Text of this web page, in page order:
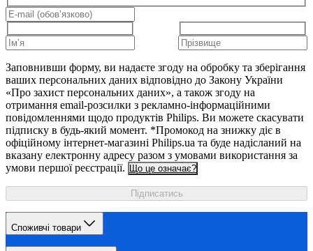
Заповнивши форму, ви надаєте згоду на обробку та зберігання
ваших персональних даних відповідно до Закону України
«Про захист персональних даних», а також згоду на
отримання email-розсилки з рекламно-інформаційними
повідомленнями щодо продуктів Philips. Ви можете скасувати
підписку в будь-який момент. *Промокод на знижку діє в
офіційному інтернет-магазині Philips.ua та буде надісланий на
вказану електронну адресу разом з умовами використання за
умови першої реєстрації. Що це означає?
Підписатись
Споживчі товари